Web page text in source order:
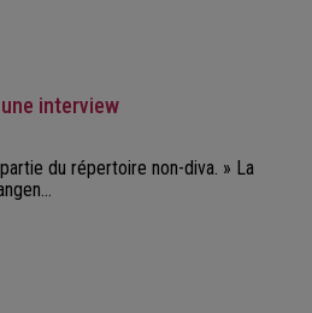
interview
du répertoire non-diva. » La